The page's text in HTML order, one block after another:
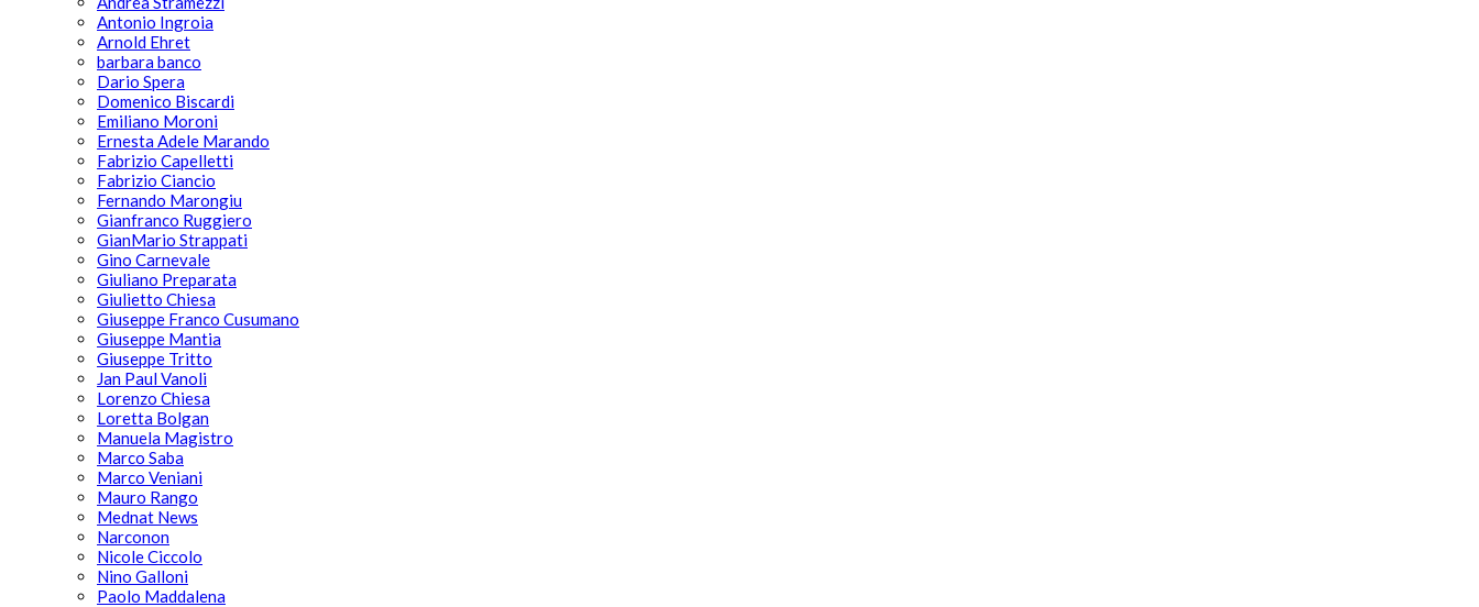
Antonio Ingroia
Arnold Ehret
barbara banco
Dario Spera
Domenico Biscardi
Emiliano Moroni
Ernesta Adele Marando
Fabrizio Capelletti
Fabrizio Ciancio
Fernando Marongiu
Gianfranco Ruggiero
GianMario Strappati
Gino Carnevale
Giuliano Preparata
Giulietto Chiesa
Giuseppe Franco Cusumano
Giuseppe Mantia
Giuseppe Tritto
Jan Paul Vanoli
Lorenzo Chiesa
Loretta Bolgan
Manuela Magistro
Marco Saba
Marco Veniani
Mauro Rango
Mednat News
Narconon
Nicole Ciccolo
Nino Galloni
Paolo Maddalena